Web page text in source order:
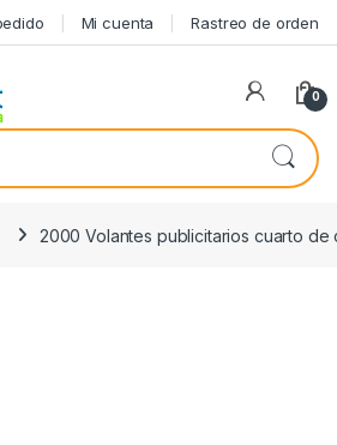
Mi cuenta Rastreo de orden
0
2000 Volantes publicitarios cuarto de